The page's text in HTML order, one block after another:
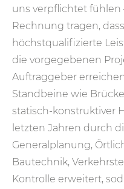
uns verpflichtet
Rechnung tragen,
höchstqualifizierte
die vorgegebenen
Auftraggeber
Standbeine wie
statisch-konstruktiver
letzten Jahren durch
Generalplanung,
Bautechnik,
Kontrolle erweitert,